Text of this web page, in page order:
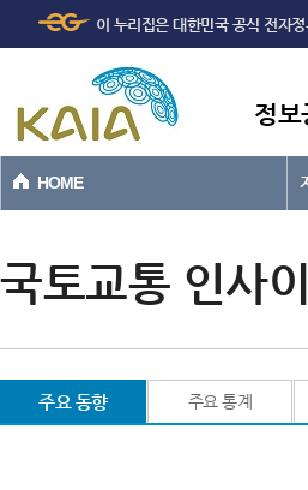
본문바로가기
이 누리집은 대한민국 공식 전자
정보
HOME
국토교통 인사
주요 동향 주요 통계